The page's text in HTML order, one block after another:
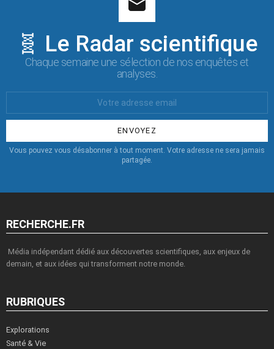
🧬 Le Radar scientifique
Chaque semaine une sélection de nos enquêtes et
analyses.
:
Vous pouvez vous désabonner à tout moment. Votre adresse ne sera jamais
partagée.
RECHERCHE.FR
Média indépendant dédié aux découvertes scientifiques, aux enjeux de
demain, et aux idées qui transforment notre monde.
RUBRIQUES
Explorations
Santé & Vie